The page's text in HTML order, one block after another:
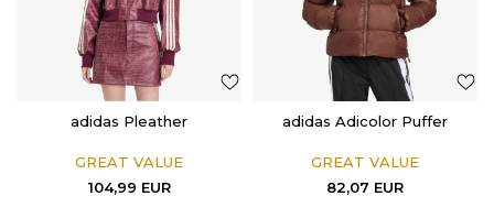
adidas Pleather
GREAT VALUE
104,99 EUR
adidas Adicolor Puffer
GREAT VALUE
82,07 EUR